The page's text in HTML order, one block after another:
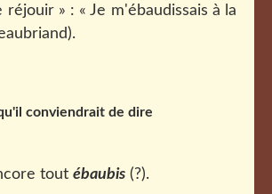
réjouir » : « Je m'ébaudissais à la
conviendrait de dire
tout ébaubis (?).